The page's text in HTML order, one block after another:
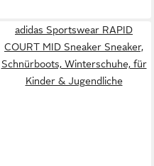
adidas Sportswear RAPID
COURT MID Sneaker Sneaker,
Schnürboots, Winterschuhe, für
Kinder & Jugendliche